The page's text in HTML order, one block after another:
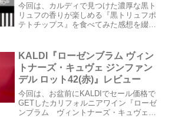
今回は、カルディで見つけた濃厚な黒ト
リュフの香りが楽しめる『黒トリュフポ
テトチップス』を食べてみた感想を綴り
格：257円(税込) ※ブログ更新時点内容
量 ：60gカルディ...
KALDI『ローゼンブラム ヴィン
トナーズ・キュヴェ ジンファン
デル ロット42(赤)』レビュー
今回は、お盆前にKALDIでセール価格で
GETしたカリフォルニアワイン『ローゼ
ンブラム ヴィントナーズ・キュヴェ